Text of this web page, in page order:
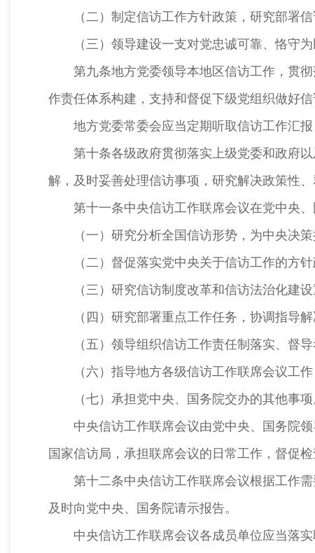
（二）制定信访工作方针政策，研究部署
（三）领导建设一支对党忠诚可靠、恪守
第九条地方党委领导本地区信访工作，贯
作责任体系构建，支持和督促下级党组织做好
地方党委常委会应当定期听取信访工作汇
第十条各级政府贯彻落实上级党委和政府
解，及时妥善处理信访事项，研究解决政策性
第十一条中央信访工作联席会议在党中央
（一）研究分析全国信访形势，为中央决策
（二）督促落实党中央关于信访工作的方
（三）研究信访制度改革和信访法治化建
（四）研究部署重点工作任务，协调指导
（五）领导组织信访工作责任制落实、督导
（六）指导地方各级信访工作联席会议工作
（七）承担党中央、国务院交办的其他事项
中央信访工作联席会议由党中央、国务院
国家信访局，承担联席会议的日常工作，督促
第十二条中央信访工作联席会议根据工作
及时向党中央、国务院请示报告。
中央信访工作联席会议各成员单位应当落